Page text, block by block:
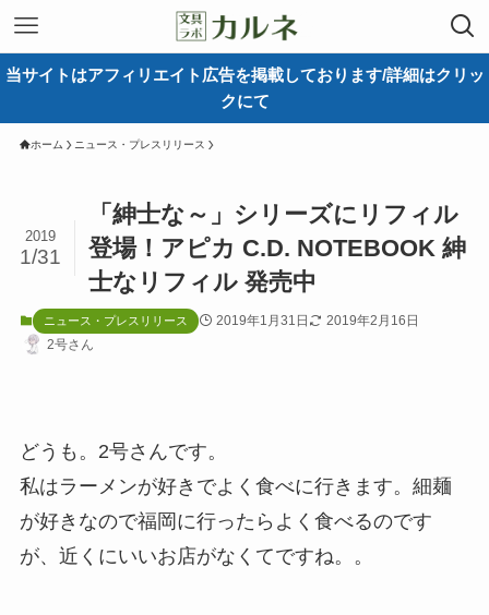
当サイトはアフィリエイト広告を掲載しております/詳細はクリッ
クにて
ホーム ニュース・プレスリリース
「紳士な～」シリーズにリフィル
登場！アピカ C.D. NOTEBOOK 紳
士なリフィル 発売中
2019
1/31
ニュース・プレスリリース 2019年1月31日
2019年2月16日
2号さん
どうも。2号さんです。
私はラーメンが好きでよく食べに行きます。細麺
が好きなので福岡に行ったらよく食べるのです
が、近くにいいお店がなくてですね。。